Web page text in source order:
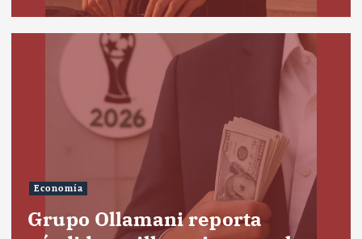
Economía
Grupo Ollamani reporta